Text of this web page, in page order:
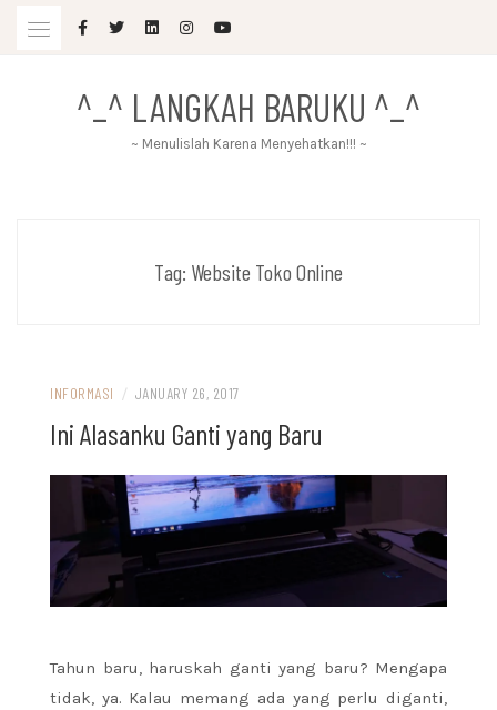
^_^ LANGKAH BARUKU ^_^
~ Menulislah Karena Menyehatkan!!! ~
Tag: Website Toko Online
INFORMASI / JANUARY 26, 2017
Ini Alasanku Ganti yang Baru
Tahun baru, haruskah ganti yang baru? Mengapa
tidak, ya. Kalau memang ada yang perlu diganti,